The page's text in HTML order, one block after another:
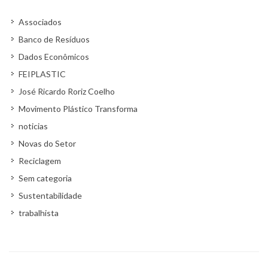
Associados
Banco de Resíduos
Dados Econômicos
FEIPLASTIC
José Ricardo Roriz Coelho
Movimento Plástico Transforma
noticias
Novas do Setor
Reciclagem
Sem categoria
Sustentabilidade
trabalhista